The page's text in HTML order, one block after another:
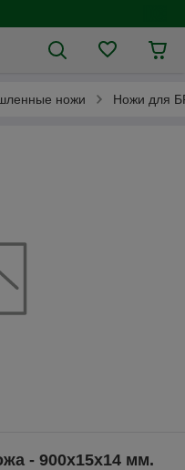
ножи Ножи для
- 900х15х14 мм.